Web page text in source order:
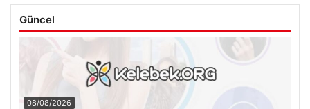
Güncel
08/08/2026